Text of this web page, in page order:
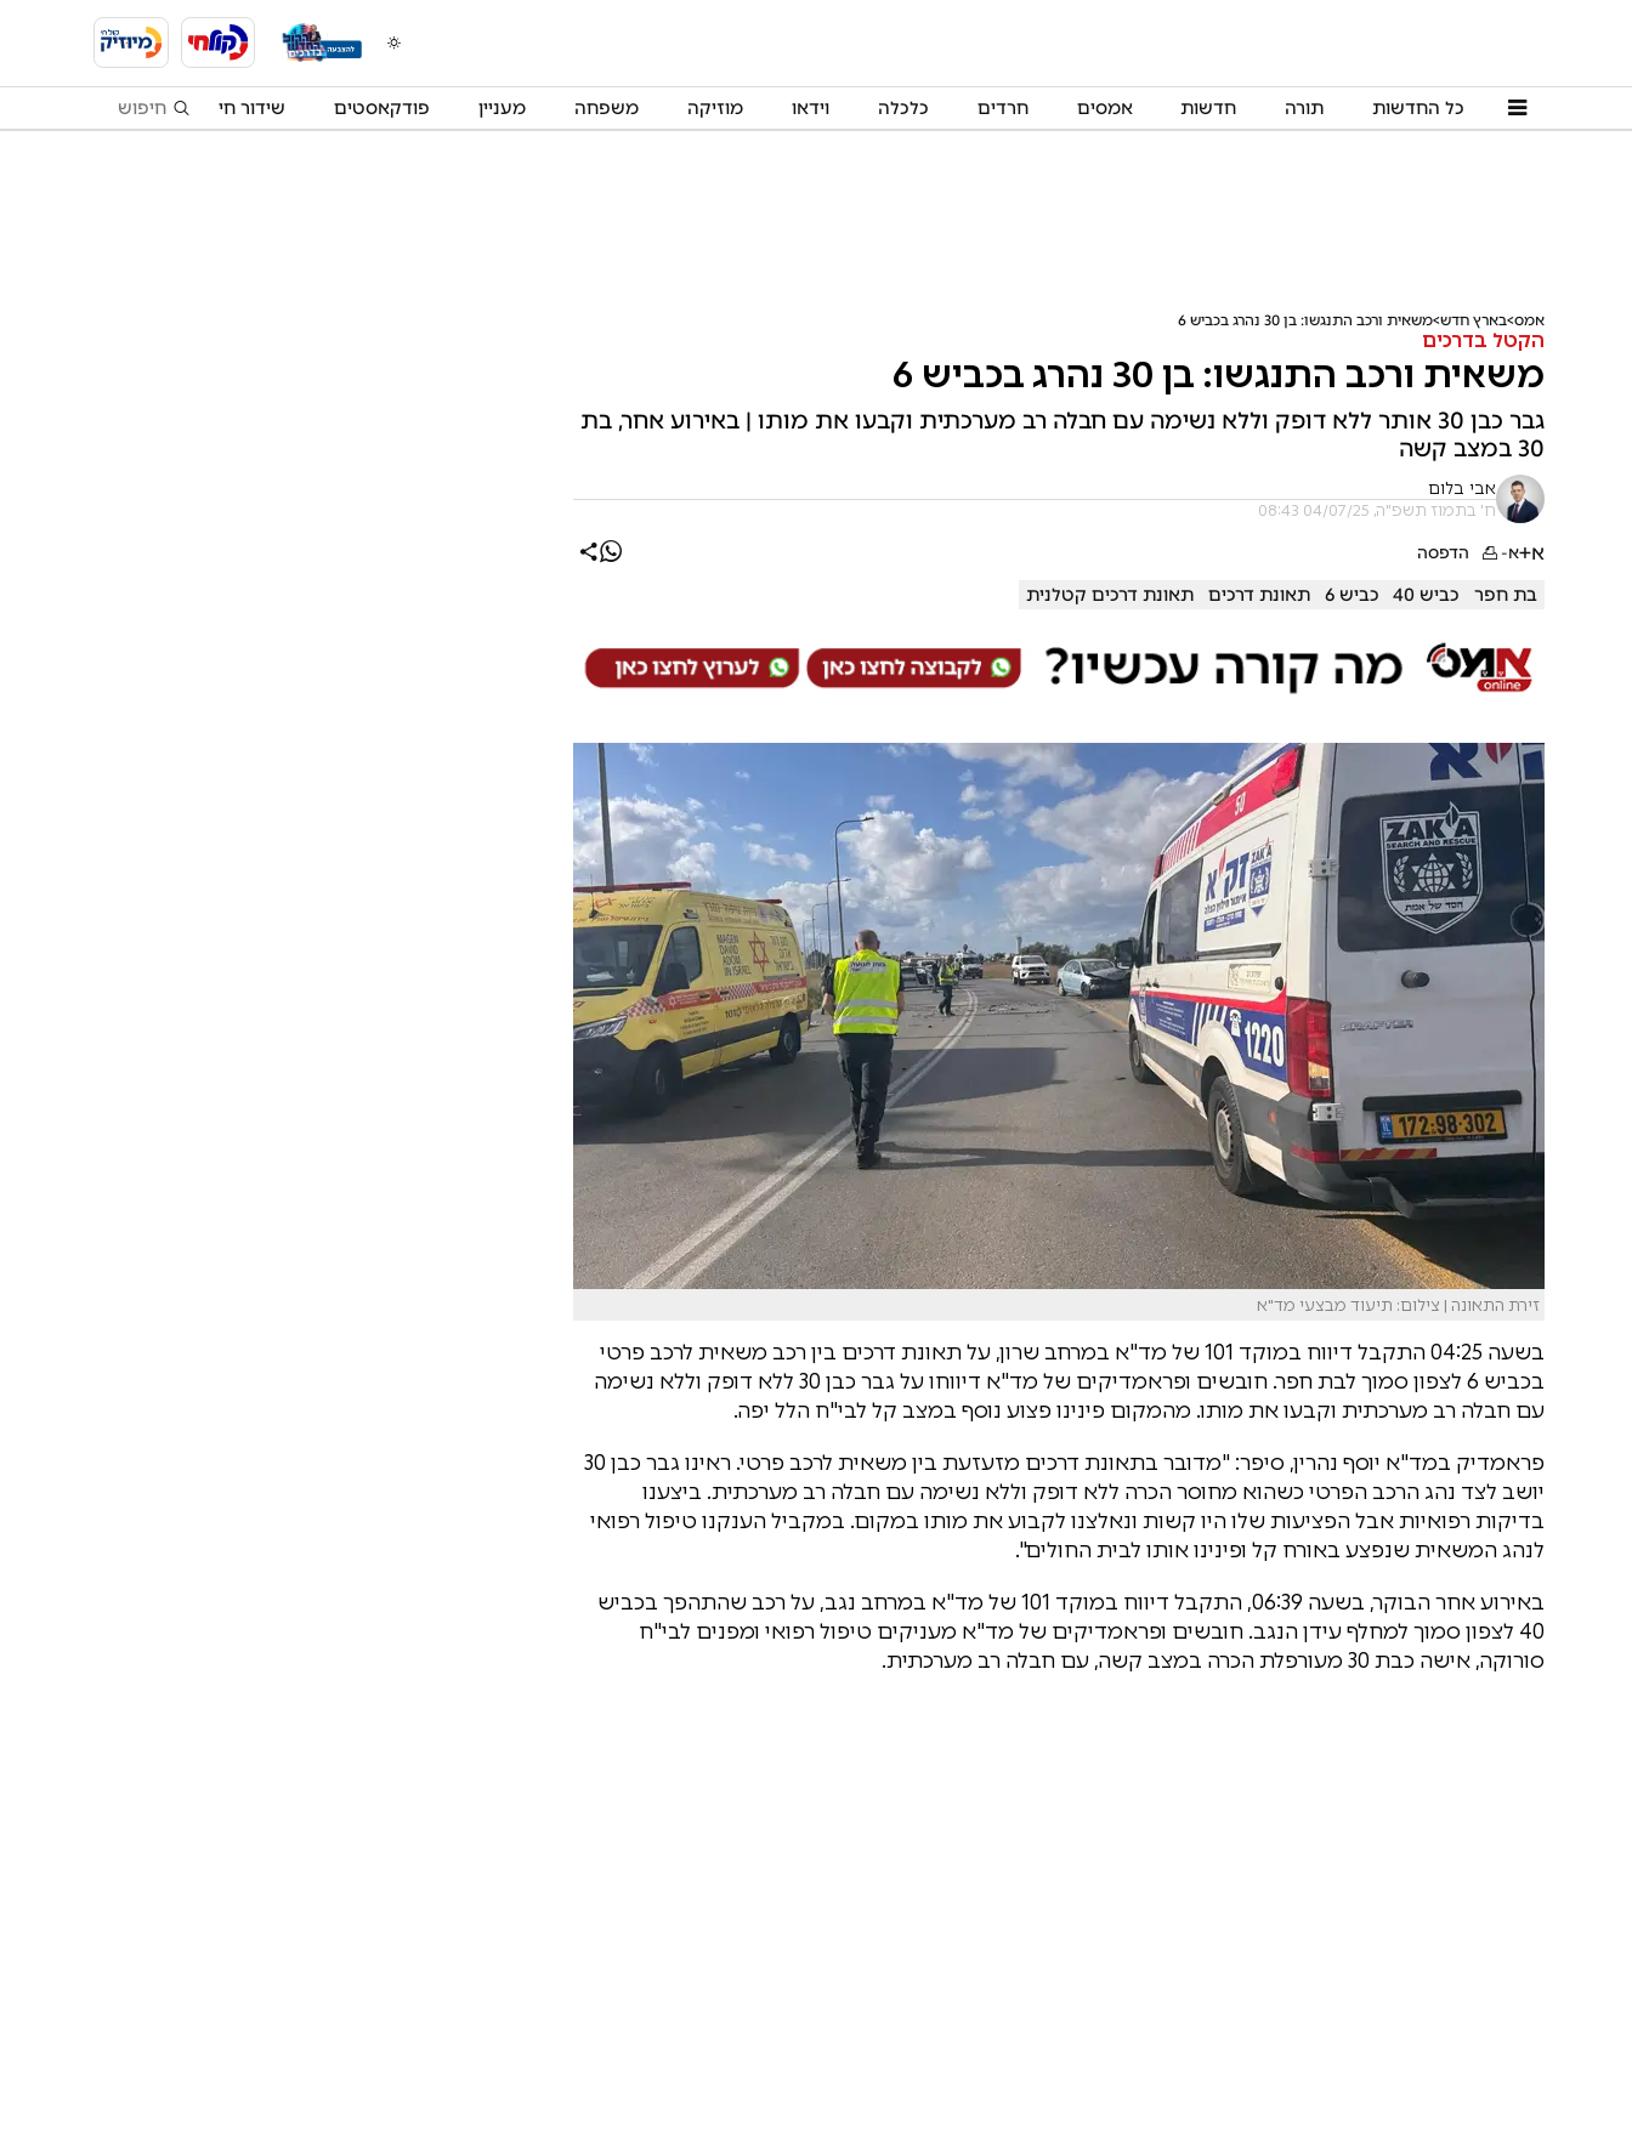
כל החדשות תורה חדשות אמסים חרדים כלכלה וידאו מוזיקה משפחה מעניין פודקאסטים שידור חי
אמס בארץ חדש משאית ורכב התנגשו: בן 30 נהרג בכביש 6
הקטל בדרכים
משאית ורכב התנגשו: בן 30 נהרג בכביש 6
גבר כבן 30 אותר ללא דופק וללא נשימה עם חבלה רב מערכתית וקבעו את מותו | באירוע אחר, בת
30 במצב קשה
אבי בלום
ח' בתמוז תשפ"ה, 04/07/25 08:43
א+א- הדפסה
בת חפר כביש 40 כביש 6 תאונת דרכים תאונת דרכים קטלנית
זירת התאונה | צילום: תיעוד מבצעי מד"א
בשעה 04:25 התקבל דיווח במוקד 101 של מד"א במרחב שרון, על תאונת דרכים בין רכב משאית לרכב פרטי
בכביש 6 לצפון סמוך לבת חפר. חובשים ופראמדיקים של מד"א דיווחו על גבר כבן 30 ללא דופק וללא נשימה
עם חבלה רב מערכתית וקבעו את מותו. מהמקום פינינו פצוע נוסף במצב קל לבי"ח הלל יפה.
פראמדיק במד"א יוסף נהרין, סיפר: "מדובר בתאונת דרכים מזעזעת בין משאית לרכב פרטי. ראינו גבר כבן 30
יושב לצד נהג הרכב הפרטי כשהוא מחוסר הכרה ללא דופק וללא נשימה עם חבלה רב מערכתית. ביצענו
בדיקות רפואיות אבל הפציעות שלו היו קשות ונאלצנו לקבוע את מותו במקום. במקביל הענקנו טיפול רפואי
לנהג המשאית שנפצע באורח קל ופינינו אותו לבית החולים".
באירוע אחר הבוקר, בשעה 06:39, התקבל דיווח במוקד 101 של מד"א במרחב נגב, על רכב שהתהפך בכביש
40 לצפון סמוך למחלף עידן הנגב. חובשים ופראמדיקים של מד"א מעניקים טיפול רפואי ומפנים לבי"ח
סורוקה, אישה כבת 30 מעורפלת הכרה במצב קשה, עם חבלה רב מערכתית.